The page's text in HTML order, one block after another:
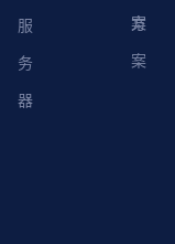
服
务
器
案
方
案